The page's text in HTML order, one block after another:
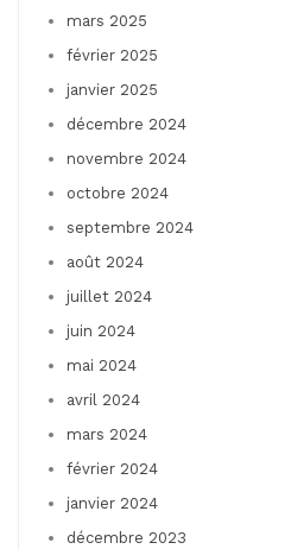
mars 2025
février 2025
janvier 2025
décembre 2024
novembre 2024
octobre 2024
septembre 2024
août 2024
juillet 2024
juin 2024
mai 2024
avril 2024
mars 2024
février 2024
janvier 2024
décembre 2023